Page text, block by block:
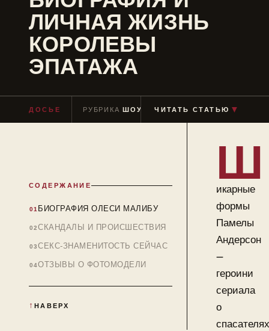
ЛИЧНАЯ ЖИЗНЬ
КОРОЛЕВЫ
ЭПАТАЖА
ДОСЬЕ РУБРИКАШОУ-БИЗНЕС ЧТЕНИЕ
ЧИТАТЬ СТАТЬЮ ▼
СОДЕРЖАНИЕ
БИОГРАФИЯ ОЛЕСИ МАЛИБУ
СКАНДАЛЫ И ПРОИСШЕСТВИЯ
СЕКС-ЗНАМЕНИТОСТЬ СЕЙЧАС
ОТЗЫВЫ О ФОТОМОДЕЛИ
НАВЕРХ
Ш
икарные
формы
Памелы
Андерсон
—
героини
сериала
о
спасателях